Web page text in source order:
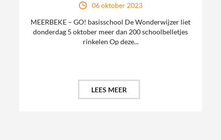
06 oktober 2023
MEERBEKE – GO! basisschool De Wonderwijzer liet
donderdag 5 oktober meer dan 200 schoolbelletjes
rinkelen Op deze...
LEES MEER